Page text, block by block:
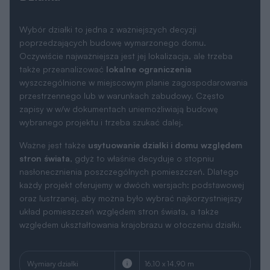
Wybór działki to jedna z ważniejszych decyzji
poprzedzających budowę wymarzonego domu.
Oczywiście najważniejsza jest jej lokalizacja, ale trzeba
także przeanalizować lokalne ograniczenia
wyszczególnione w miejscowym planie zagospodarowania
przestrzennego lub w warunkach zabudowy. Często
zapisy w w/w dokumentach uniemożliwiają budowę
wybranego projektu i trzeba szukać dalej.
Ważne jest także usytuowanie działki i domu względem
stron świata, gdyż to właśnie decyduje o stopniu
nasłonecznienia poszczególnych pomieszczeń. Dlatego
każdy projekt oferujemy w dwóch wersjach: podstawowej
oraz lustrzanej, aby można było wybrać najkorzystniejszy
układ pomieszczeń względem stron świata, a także
względem ukształtowania krajobrazu w otoczeniu działki.
Wymiary działki 16.10 x 14.90 m